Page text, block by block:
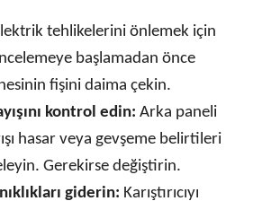
tehlikelerini önlemek için
başlamadan önce
fişini daima çekin.
kontrol edin: Arka paneli
hasar veya gevşeme belirtileri
Gerekirse değiştirin.
giderin: Karıştırıcıyı